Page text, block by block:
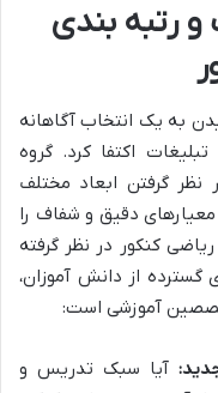
و رتبه بندی
به یک انتخاب آگاهانه
اکتفا کرد. گروه
نظر گرفتن ابعاد مختلف
دقیق و شفاف را
کنکور در نظر گرفته
از دانش آموزان،
آموزشی است:
آیا سبک تدریس و